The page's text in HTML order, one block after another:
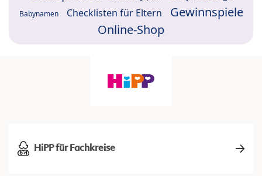
Babynamen Checklisten für Eltern
Gewinnspiele
Online-Shop
HiPP für Fachkreise